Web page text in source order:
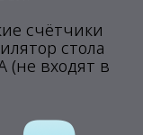
счётчики
стола
(не входят в